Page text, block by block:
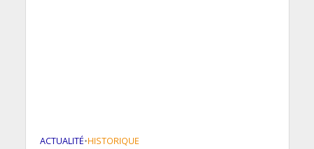
ACTUALITÉ•HISTORIQUE